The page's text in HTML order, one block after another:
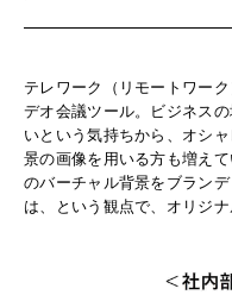
テレワーク（リモートワー
デオ会議ツール。ビジネス
いという気持ちから、オシ
景の画像を用いる方も増え
のバーチャル背景をブラン
は、という観点で、オリジ